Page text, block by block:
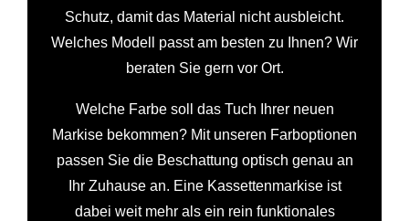
Schutz, damit das Material nicht ausbleicht.
Welches Modell passt am besten zu Ihnen? Wir
beraten Sie gern vor Ort.
Welche Farbe soll das Tuch Ihrer neuen
Markise bekommen? Mit unseren Farboptionen
passen Sie die Beschattung optisch genau an
Ihr Zuhause an. Eine Kassettenmarkise ist
dabei weit mehr als ein rein funktionales